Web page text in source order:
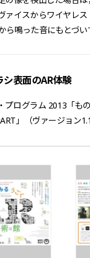
ァイスからワイヤレ
ら鳴った音にもとづ
表面のAR体験
プログラム 2013「も
」（ヴァージョン